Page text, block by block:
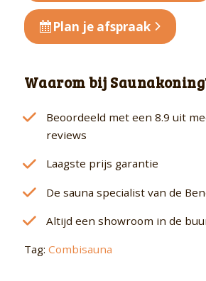
Plan je afspraak
Waarom bij
Beoordeeld met een 8.9 uit
reviews
Laagste prijs garantie
De sauna specialist van de
Altijd een showroom in de
Tag: Combisauna